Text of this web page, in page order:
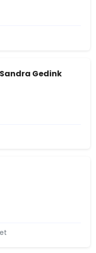
Gedink